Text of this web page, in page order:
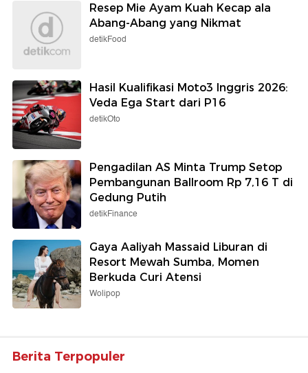
Resep Mie Ayam Kuah Kecap ala
Abang-Abang yang Nikmat
detikFood
Hasil Kualifikasi Moto3 Inggris 2026:
Veda Ega Start dari P16
detikOto
Pengadilan AS Minta Trump Setop
Pembangunan Ballroom Rp 7,16 T di
Gedung Putih
detikFinance
Gaya Aaliyah Massaid Liburan di
Resort Mewah Sumba, Momen
Berkuda Curi Atensi
Wolipop
Berita Terpopuler